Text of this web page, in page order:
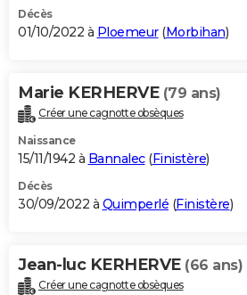
Décès
01/10/2022 à Ploemeur(Morbihan)
Marie KERHERVE (79 ans)
Créer une cagnotte obsèques
Naissance
15/11/1942 à Bannalec(Finistère)
Décès
30/09/2022 à Quimperlé (Finistère)
Jean-luc KERHERVE (66 ans)
Créer une cagnotte obsèques